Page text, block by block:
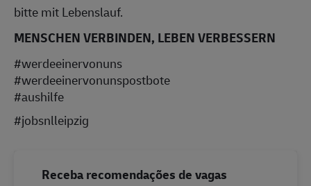
bitte mit Lebenslauf.
MENSCHEN VERBINDEN, LEBEN VERBESSERN
#werdeeinervonuns
#werdeeinervonunspostbote
#aushilfe
#jobsnlleipzig
Receba recomendações de vagas